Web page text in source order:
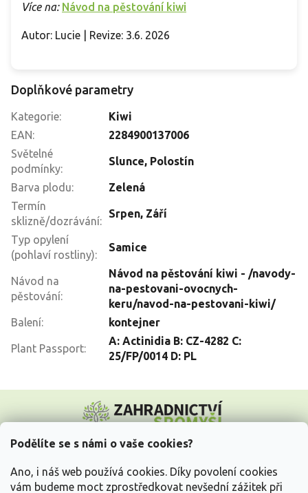
Podělíte se s námi o vaše cookies?
Ano, i náš web používá cookies. Díky povolení cookies
vám budeme moct zprostředkovat nevšední zážitek při
Více na: Návod na pěstování kiwi
Autor: Lucie | Revize: 3.6. 2026
Doplňkové parametry
Kategorie:
Kiwi
EAN:
2284900137006
Světelné
podmínky:
Slunce, Polostín
Barva plodu:
Zelená
Termín
sklizně/dozrávání:
Srpen, Září
Typ opylení
(pohlaví rostliny):
Samice
Návod na
pěstování:
Návod na pěstování kiwi - /navody-
na-pestovani-ovocnych-
keru/navod-na-pestovani-kiwi/
Balení: kontejner
Plant Passport:
A: Actinidia B: CZ-4282 C:
25/FP/0014 D: PL
p
Vše o nákupu